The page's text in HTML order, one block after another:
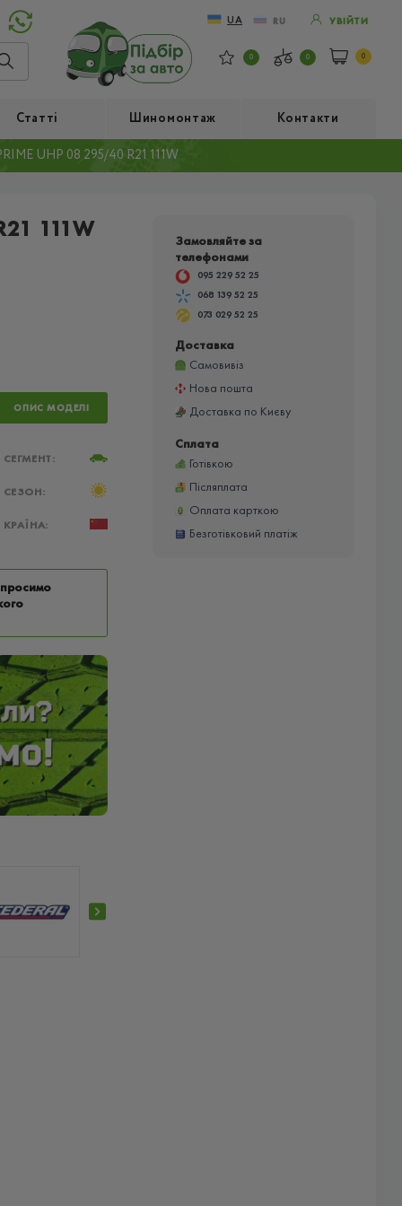
UA RU УВІЙТИ
0 0 0
Статті Шиномонтаж Контакти
UHP 08 295/40 R21 111W
111W
ОПИС МОДЕЛІ
СЕГМЕНТ:
СЕЗОН:
КРАЇНА:
Замовляйте за
телефонами
095 229 52 25
068 139 52 25
073 029 52 25
Доставка
Самовивіз
Нова пошта
Доставка по Києву
Сплата
Готівкою
Післяплата
Оплата карткою
Безготівковий платіж